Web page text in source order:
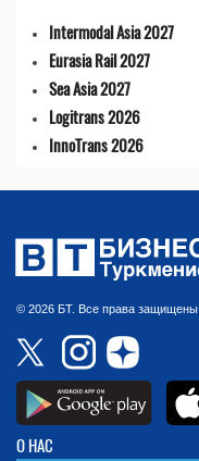
Intermodal Asia 2027
Eurasia Rail 2027
Sea Asia 2027
Logitrans 2026
InnoTrans 2026
© 2026 БТ. Все права защищены.
О НАС